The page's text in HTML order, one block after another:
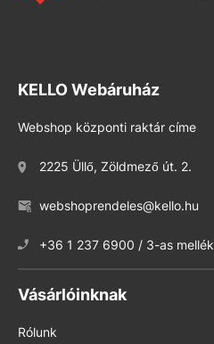
KELLO Webáruház
Webshop központi raktár címe
2225 Üllő, Zöldmező út. 2.
webshoprendeles@kello.hu
+36 1 237 6900 / 3-as mellék
Vásárlóinknak
Rólunk